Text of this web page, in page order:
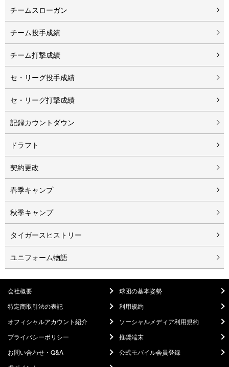
チームスローガン
チーム投手成績
チーム打撃成績
セ・リーグ投手成績
セ・リーグ打撃成績
記録カウントダウン
ドラフト
契約更改
春季キャンプ
秋季キャンプ
タイガースヒストリー
ユニフォーム物語
会社概要
球団の基本姿勢
特定商取引法の表記
利用規約
オフィシャルアカウント紹介
ソーシャルメディア利用規約
プライバシーポリシー
推奨端末
お問い合わせ・Q&A
公式モバイル会員登録